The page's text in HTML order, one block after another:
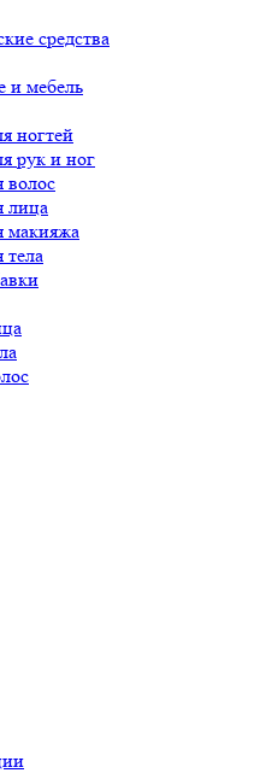
средства
и мебель
ногтей
рук и ног
волос
лица
макияжа